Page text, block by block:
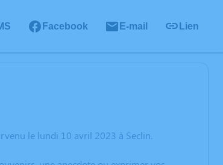
Facebook E-mail Lien
le lundi 10 avril 2023 à Seclin.